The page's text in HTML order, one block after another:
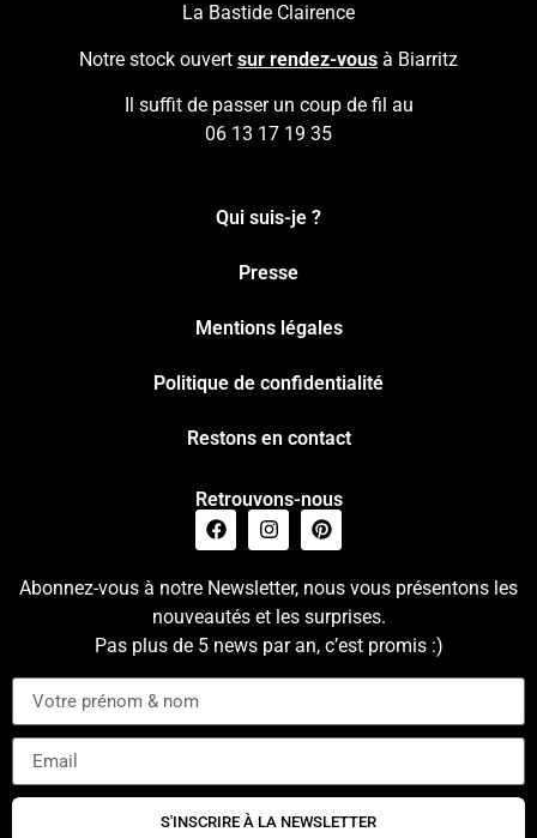
La Bastide Clairence
Notre stock ouvert sur rendez-vous à Biarritz
Il suffit de passer un coup de fil au
06 13 17 19 35
Qui suis-je ?
Presse
Mentions légales
Politique de confidentialité
Restons en contact
Retrouvons-nous
Abonnez-vous à notre Newsletter, nous vous présentons les
nouveautés et les surprises.
Pas plus de 5 news par an, c’est promis :)
S'INSCRIRE À LA NEWSLETTER